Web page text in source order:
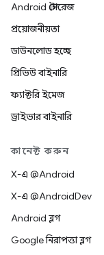
Android স্টোরেজ
প্রয়োজনীয়তা
ডাউনলোড হচ্ছে
প্রিভিউ বাইনারি
ফ্যাক্টরি ইমেজ
ড্রাইভার বাইনারি
কানেক্ট করুন
X-এ @Android
X-এ @AndroidDev
Android ব্লগ
Google নিরাপত্তা ব্লগ